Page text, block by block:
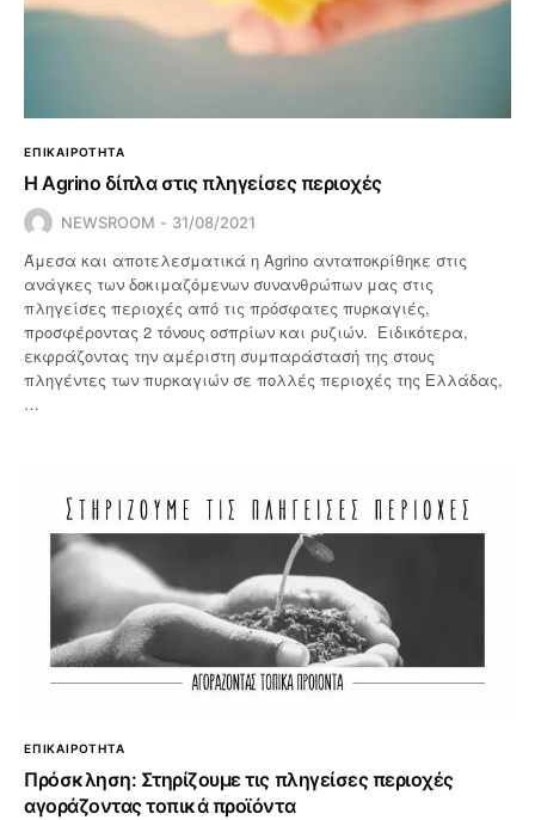
ΕΠΙΚΑΙΡΟΤΗΤΑ
Η Agrino δίπλα στις πληγείσες περιοχές
NEWSROOM 31/08/2021
Άμεσα και αποτελεσματικά η Agrino ανταποκρίθηκε στις
ανάγκες των δοκιμαζόμενων συνανθρώπων μας στις
πληγείσες περιοχές από τις πρόσφατες πυρκαγιές,
προσφέροντας 2 τόνους οσπρίων και ρυζιών. Ειδικότερα,
εκφράζοντας την αμέριστη συμπαράστασή της στους
πληγέντες των πυρκαγιών σε πολλές περιοχές της Ελλάδας,
…
ΕΠΙΚΑΙΡΟΤΗΤΑ
Πρόσκληση: Στηρίζουμε τις πληγείσες περιοχές
αγοράζοντας τοπικά προϊόντα